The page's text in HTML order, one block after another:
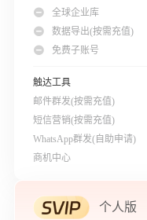
全球企业库
数据导出(按需充值)
免费子账号
触达工具
邮件群发(按需充值)
短信营销(按需充值)
WhatsApp群发(自助申请)
商机中心
个人版